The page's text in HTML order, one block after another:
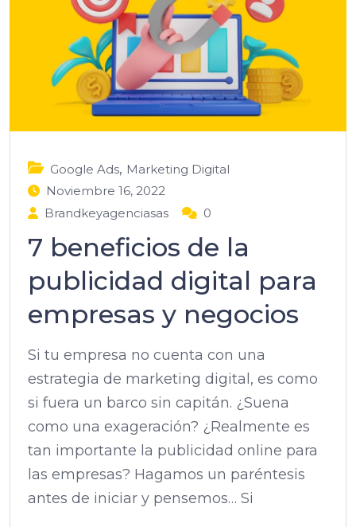
Google Ads, Marketing Digital
Noviembre 16, 2022
Brandkeyagenciasas
0
7 beneficios de la
publicidad digital para
empresas y negocios
Si tu empresa no cuenta con una
estrategia de marketing digital, es como
si fuera un barco sin capitán. ¿Suena
como una exageración? ¿Realmente es
tan importante la publicidad online para
las empresas? Hagamos un paréntesis
antes de iniciar y pensemos… Si